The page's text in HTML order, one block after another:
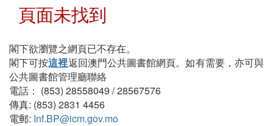
頁面未找到
閣下欲瀏覽之網頁已不存在。
閣下可按這裡返回澳門公共圖書館網頁。如有需要，亦可與
公共圖書館管理廳聯絡
電話： (853) 28558049 / 28567576
傳真: (853) 2831 4456
電郵: Inf.BP@icm.gov.mo